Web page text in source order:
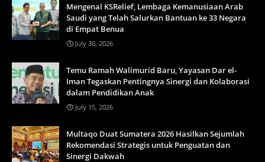
Mengenal KSRelief, Lembaga Kemanusiaan Arab
Saudi yang Telah Salurkan Bantuan ke 33 Negara
di Empat Benua
July 30, 2026
Temu Ramah Walimurid Baru, Yayasan Dar el-
Iman Tegaskan Pentingnya Sinergi dan Kolaborasi
dalam Pendidikan Anak
July 15, 2026
Multaqo Duat Sumatera 2026 Hasilkan Sejumlah
Rekomendasi Strategis untuk Penguatan dan
Sinergi Dakwah